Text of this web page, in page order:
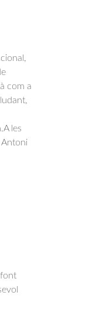
com a
les
Antoni